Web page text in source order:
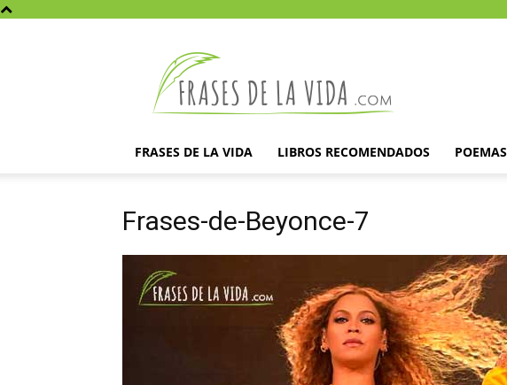
la
vida
FRASES DE LA VIDA LIBROS RECOMENDADOS POEMAS
Frases-de-Beyonce-7